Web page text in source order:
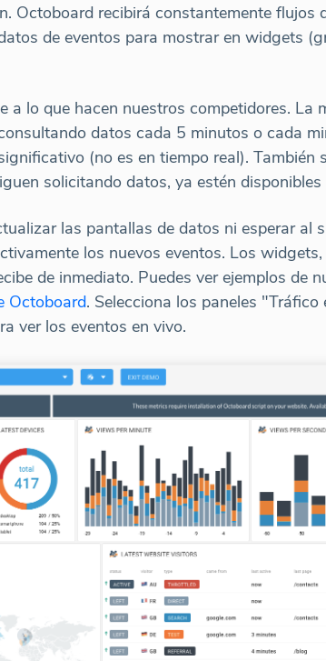
Octoboard recibirá constantemente flujos
de eventos para mostrar en widgets
a lo que hacen nuestros competidores. La
datos cada 5 minutos o cada
(no es en tiempo real). También
solicitando datos, ya estén disponibles
las pantallas de datos ni esperar al
los nuevos eventos. Los
de inmediato. Puedes ver ejemplos de
Octoboard. Selecciona los paneles
ver los eventos en vivo.